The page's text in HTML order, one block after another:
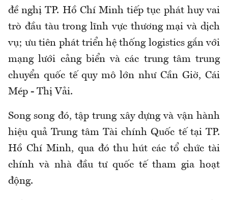
đề nghị TP. Hồ Chí Minh tiếp tục phát huy vai
trò đầu tàu trong lĩnh vực thương mại và dịch
vụ; ưu tiên phát triển hệ thống logistics gắn với
mạng lưới cảng biển và các trung tâm trung
chuyển quốc tế quy mô lớn như Cần Giờ, Cái
Mép - Thị Vải.
Song song đó, tập trung xây dựng và vận hành
hiệu quả Trung tâm Tài chính Quốc tế tại TP.
Hồ Chí Minh, qua đó thu hút các tổ chức tài
chính và nhà đầu tư quốc tế tham gia hoạt
động.